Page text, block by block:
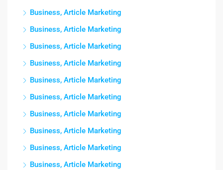
Business, Article Marketing
Business, Article Marketing
Business, Article Marketing
Business, Article Marketing
Business, Article Marketing
Business, Article Marketing
Business, Article Marketing
Business, Article Marketing
Business, Article Marketing
Business, Article Marketing